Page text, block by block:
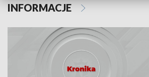
INFORMACJE